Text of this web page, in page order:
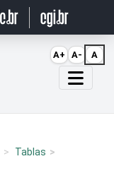
Tablas
A+ A- A